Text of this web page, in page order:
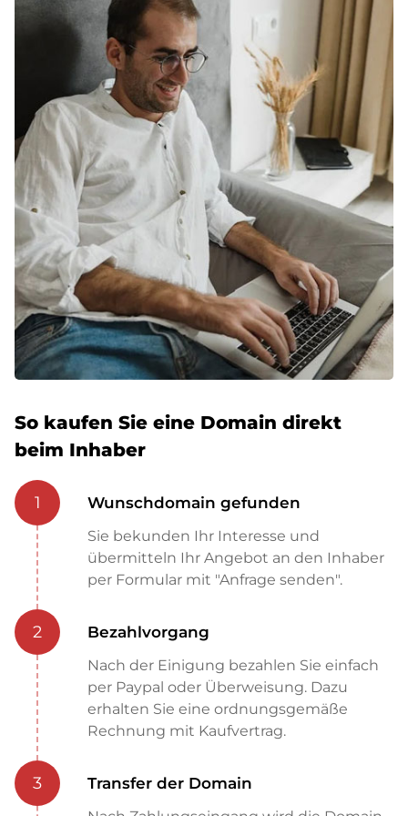
So kaufen Sie eine Domain direkt
beim Inhaber
1 Wunschdomain gefunden
Sie bekunden Ihr Interesse und
übermitteln Ihr Angebot an den Inhaber
per Formular mit "Anfrage senden".
2 Bezahlvorgang
Nach der Einigung bezahlen Sie einfach
per Paypal oder Überweisung. Dazu
erhalten Sie eine ordnungsgemäße
Rechnung mit Kaufvertrag.
3 Transfer der Domain